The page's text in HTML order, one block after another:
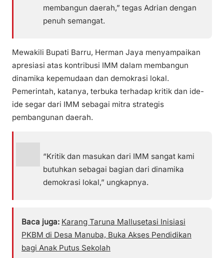
membangun daerah,” tegas Adrian dengan
penuh semangat.
Mewakili Bupati Barru, Herman Jaya menyampaikan
apresiasi atas kontribusi IMM dalam membangun
dinamika kepemudaan dan demokrasi lokal.
Pemerintah, katanya, terbuka terhadap kritik dan ide-
ide segar dari IMM sebagai mitra strategis
pembangunan daerah.
“Kritik dan masukan dari IMM sangat kami
butuhkan sebagai bagian dari dinamika
demokrasi lokal,” ungkapnya.
Baca juga: Karang Taruna Mallusetasi Inisiasi
PKBM di Desa Manuba, Buka Akses Pendidikan
bagi Anak Putus Sekolah